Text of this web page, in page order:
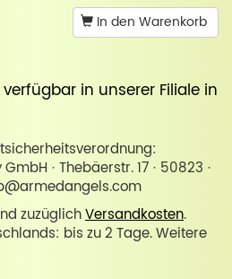
In den Warenkorb
in unserer Filiale in
· Thebäerstr. 17 · 50823 ·
zuzüglichVersandkosten.
bis zu 2 Tage. Weitere